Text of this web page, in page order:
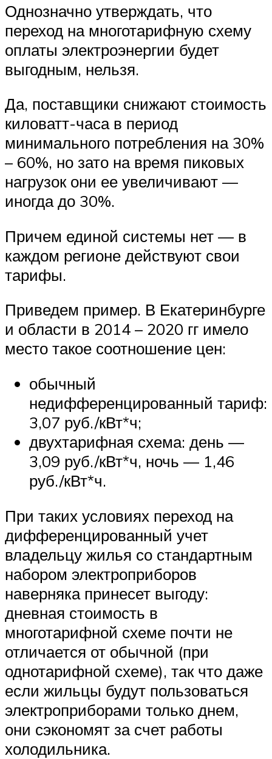
Однозначно утверждать, что
переход на многотарифную схему
оплаты электроэнергии будет
выгодным, нельзя.
Да, поставщики снижают стоимость
киловатт-часа в период
минимального потребления на 30%
– 60%, но зато на время пиковых
нагрузок они ее увеличивают —
иногда до 30%.
Причем единой системы нет — в
каждом регионе действуют свои
тарифы.
Приведем пример. В Екатеринбурге
и области в 2014 – 2020 гг имело
место такое соотношение цен:
обычный
недифференцированный тариф:
3,07 руб./кВт*ч;
двухтарифная схема: день —
3,09 руб./кВт*ч, ночь — 1,46
руб./кВт*ч.
При таких условиях переход на
дифференцированный учет
владельцу жилья со стандартным
набором электроприборов
наверняка принесет выгоду:
дневная стоимость в
многотарифной схеме почти не
отличается от обычной (при
однотарифной схеме), так что даже
если жильцы будут пользоваться
электроприборами только днем,
они сэкономят за счет работы
холодильника.